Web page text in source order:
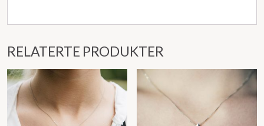
RELATERTE PRODUKTER